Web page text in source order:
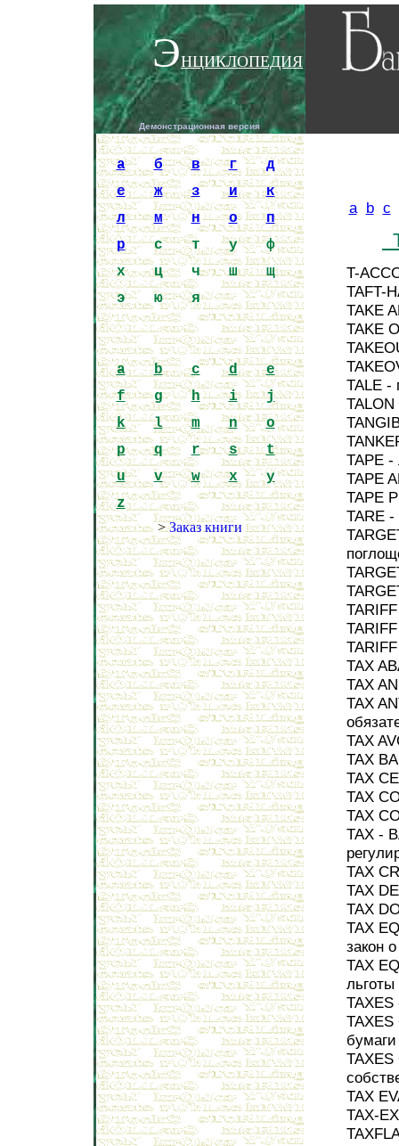
ЭНЦИКЛОПЕДИЯ
Демонстрационная версия
a б в г
д
е
ж з и
к
л
м н о
п
р
с т у
ф
х
ц ч ш
щ
э
ю я
a b c d
e
f
g h i
j
k
l m n
o
p
q r s
t
u
v w x
y
z
>Заказ книги
a b c
T-
TAFT-
TAKE
TAKE
TALE -
TAPE -
TAPE
TAPE
TARE -
TAX
TAX
TAX
TAX
TAX
TAX
TAX
TAX
TAX -
TAX
TAX
TAX
TAX
закон
TAX
льготы
TAXES
бумаги
TAXES
TAX
TAX-